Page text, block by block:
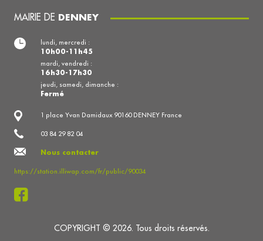
MAIRIE DE DENNEY
1 place Yvan Damidaux 90160 DENNEY France
03 84 29 82 04
Nous contacter
https://station.illiwap.com/fr/public/90034
lundi, mercredi :
10h00-11h45
mardi, vendredi :
16h30-17h30
jeudi, samedi, dimanche :
Fermé
COPYRIGHT © 2026. Tous droits réservés.